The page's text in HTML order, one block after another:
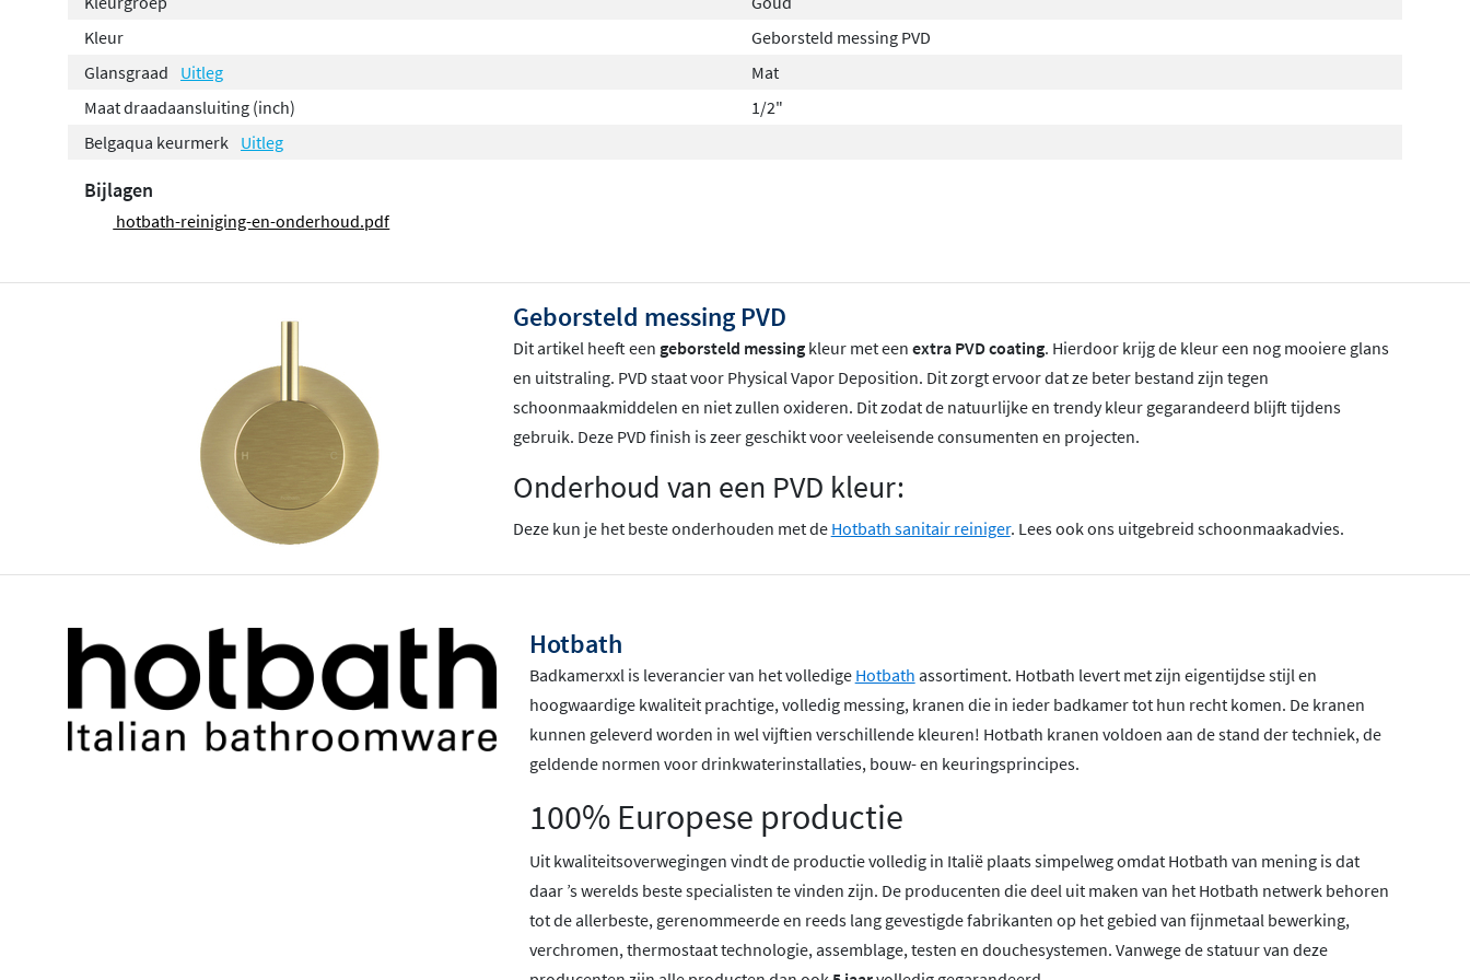
Kleur
Geborsteld messing PVD
Glansgraad
Uitleg
Mat
Maat draadaansluiting (inch)
1/2"
Belgaqua keurmerk Uitleg
Bijlagen
hotbath-reiniging-en-onderhoud.pdf
Geborsteld messing PVD
Dit artikel heeft een geborsteld messing kleur met een extra PVD coating. Hierdoor krijg de kleur een nog mooiere glans
en uitstraling. PVD staat voor Physical Vapor Deposition. Dit zorgt ervoor dat ze beter bestand zijn tegen
schoonmaakmiddelen en niet zullen oxideren. Dit zodat de natuurlijke en trendy kleur gegarandeerd blijft tijdens
gebruik. Deze PVD finish is zeer geschikt voor veeleisende consumenten en projecten.
Onderhoud van een PVD kleur:
Deze kun je het beste onderhouden met de Hotbath sanitair reiniger. Lees ook ons uitgebreid schoonmaakadvies.
Hotbath
Badkamerxxl is leverancier van het volledige Hotbath assortiment. Hotbath levert met zijn eigentijdse stijl en
hoogwaardige kwaliteit prachtige, volledig messing, kranen die in ieder badkamer tot hun recht komen. De kranen
kunnen geleverd worden in wel vijftien verschillende kleuren! Hotbath kranen voldoen aan de stand der techniek, de
geldende normen voor drinkwaterinstallaties, bouw- en keuringsprincipes.
100% Europese productie
Uit kwaliteitsoverwegingen vindt de productie volledig in Italië plaats simpelweg omdat Hotbath van mening is dat
daar ’s werelds beste specialisten te vinden zijn. De producenten die deel uit maken van het Hotbath netwerk behoren
tot de allerbeste, gerenommeerde en reeds lang gevestigde fabrikanten op het gebied van fijnmetaal bewerking,
verchromen, thermostaat technologie, assemblage, testen en douchesystemen. Vanwege de statuur van deze